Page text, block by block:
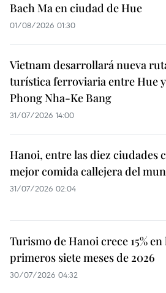
Bach Ma en ciudad de Hue
01/08/2026 01:30
Vietnam desarrollará nueva
turística ferroviaria entre Hue y
Phong Nha-Ke Bang
31/07/2026 14:00
Hanoi, entre las diez ciudades
mejor comida callejera del
31/07/2026 02:04
Turismo de Hanoi crece 15% en
primeros siete meses de 2026
30/07/2026 04:32